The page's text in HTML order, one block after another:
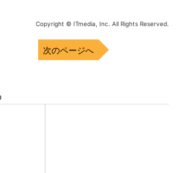
Copyright © ITmedia, Inc. All Rights Reserved.
次のページへ